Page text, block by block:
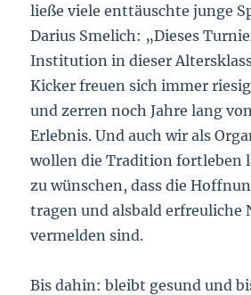
ließe viele enttäuschte junge
Darius Smelich: „Dieses
Institution in dieser
Kicker freuen sich immer
und zerren noch Jahre lang
Erlebnis. Und auch wir als
wollen die Tradition fortleben
zu wünschen, dass die
tragen und alsbald erfreuliche
vermelden sind.
Bis dahin: bleibt gesund und